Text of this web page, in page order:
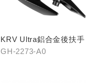
KRV Ultra鋁合金後扶手
GH-2273-A0